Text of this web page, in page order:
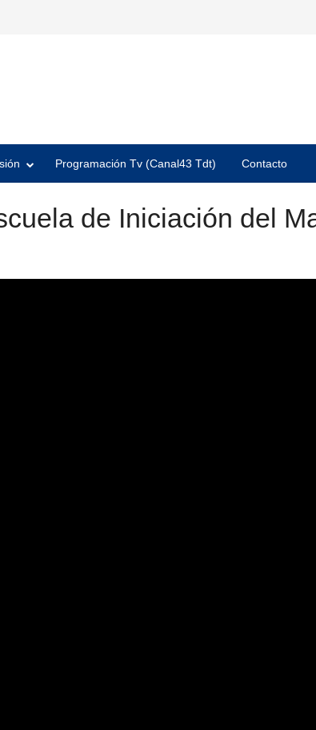
Programación Tv (Canal43 Tdt) Contacto
de Iniciación del